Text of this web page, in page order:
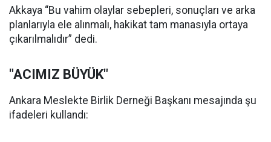
Akkaya “Bu vahim olaylar sebepleri, sonuçları ve arka
planlarıyla ele alınmalı, hakikat tam manasıyla ortaya
çıkarılmalıdır” dedi.
"ACIMIZ BÜYÜK"
Ankara Meslekte Birlik Derneği Başkanı mesajında şu
ifadeleri kullandı: